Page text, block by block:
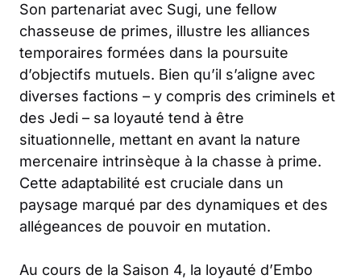
Son partenariat avec Sugi, une fellow
chasseuse de primes, illustre les alliances
temporaires formées dans la poursuite
d’objectifs mutuels. Bien qu’il s’aligne avec
diverses factions – y compris des criminels et
des Jedi – sa loyauté tend à être
situationnelle, mettant en avant la nature
mercenaire intrinsèque à la chasse à prime.
Cette adaptabilité est cruciale dans un
paysage marqué par des dynamiques et des
allégeances de pouvoir en mutation.
Au cours de la Saison 4, la loyauté d’Embo